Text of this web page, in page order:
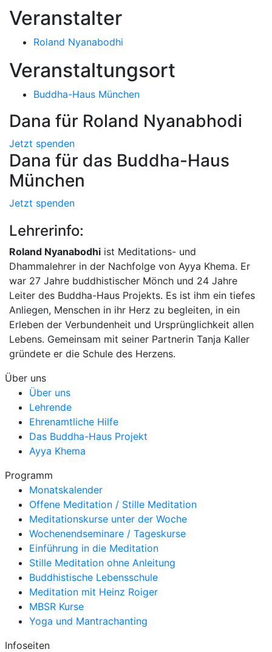
Veranstalter
Roland Nyanabodhi
Veranstaltungsort
Buddha-Haus München
Dana für Roland Nyanabhodi
Jetzt spenden
Dana für das Buddha-Haus
München
Jetzt spenden
Lehrerinfo:
Roland Nyanabodhi ist Meditations- und
Dhammalehrer in der Nachfolge von Ayya Khema. Er
war 27 Jahre buddhistischer Mönch und 24 Jahre
Leiter des Buddha-Haus Projekts. Es ist ihm ein tiefes
Anliegen, Menschen in ihr Herz zu begleiten, in ein
Erleben der Verbundenheit und Ursprünglichkeit allen
Lebens. Gemeinsam mit seiner Partnerin Tanja Kaller
gründete er die Schule des Herzens.
Über uns
Über uns
Lehrende
Ehrenamtliche Hilfe
Das Buddha-Haus Projekt
Ayya Khema
Programm
Monatskalender
Offene Meditation / Stille Meditation
Meditationskurse unter der Woche
Wochenendseminare / Tageskurse
Einführung in die Meditation
Stille Meditation ohne Anleitung
Buddhistische Lebensschule
Meditation mit Heinz Roiger
MBSR Kurse
Yoga und Mantrachanting
Infoseiten